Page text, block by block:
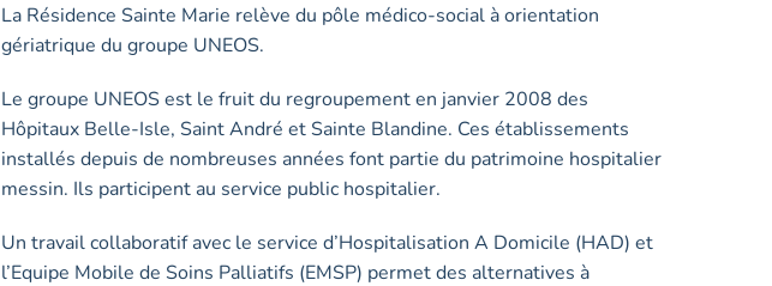
La Résidence Sainte Marie relève du pôle médico-social à orientation
gériatrique du groupe UNEOS.
Le groupe UNEOS est le fruit du regroupement en janvier 2008 des
Hôpitaux Belle-Isle, Saint André et Sainte Blandine. Ces établissements
installés depuis de nombreuses années font partie du patrimoine hospitalier
messin. Ils participent au service public hospitalier.
Un travail collaboratif avec le service d’Hospitalisation A Domicile (HAD) et
l’Equipe Mobile de Soins Palliatifs (EMSP) permet des alternatives à